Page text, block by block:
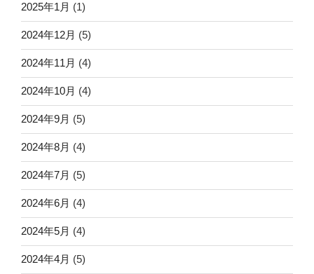
2025年1月 (1)
2024年12月 (5)
2024年11月 (4)
2024年10月 (4)
2024年9月 (5)
2024年8月 (4)
2024年7月 (5)
2024年6月 (4)
2024年5月 (4)
2024年4月 (5)